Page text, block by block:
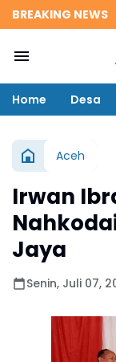
BREAKING NEWS
Home Desa
Aceh
Irwan
Jaya
Senin, Juli 07,